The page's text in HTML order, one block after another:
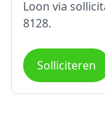
Loon via
8128.
Solliciteren